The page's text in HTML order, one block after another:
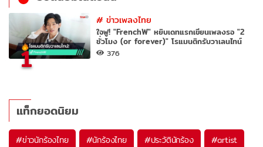
1
#ข่าวเพลงไทย
ใจฟู! "FrenchW" หยิบเดทแรกเขียนเพลงรอ "2
ชั่วโมง (or forever)" โรแมนติกรับวาเลนไทน์
376
แท็กยอดนิยม
#ข่าวนักร้องไทย #นักร้องไทย #ประวัตินักร้อง #artist